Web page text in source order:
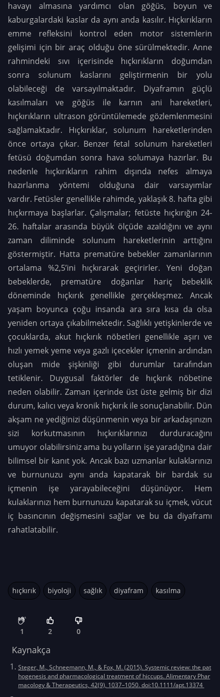
havayı almasına yardımcı olan göğüs, boyun ve
kaburgalardaki kaslar da aynı anda kasılır. Hıçkırıkların
emme refleksini kontrol eden motor sistemlerin
gelişimi için bir araç olduğu öne sürülmektedir. Anne
rahmindeki sıvı içerisinde hıçkırıkların doğumdan
sonra solunum kaslarını geliştirmenin bir yolu
olabileceği de varsayılmaktadır. Diyaframın güçlü
kasılmaları ve göğüs ile karnın ani hareketleri,
hıçkırıkların ultrason görüntülemede gözlemlenmesini
sağlamaktadır. Hıçkırıklar, solunum hareketlerinden
önce ortaya çıkar. Benzer fetal solunum hareketleri
fetüsü doğumdan sonra hava solumaya hazırlar. Bu
nedenle hıçkırıkların rahim dışında nefes almaya
hazırlanma yöntemi olduğuna dair varsayımlar
vardır. Fetüsler genellikle rahimde, yaklaşık 8. hafta gibi
hıçkırmaya başlarlar. Çalışmalar; fetüste hıçkırığın 24-
26. haftalar arasında büyük ölçüde azaldığını ve aynı
zaman diliminde solunum hareketlerinin arttığını
göstermiştir. Hatta prematüre bebekler zamanlarının
ortalama %2,5’ini hıçkırarak geçirirler. Yeni doğan
bebeklerde, prematüre doğanlar hariç bebeklik
döneminde hıçkırık genellikle gerçekleşmez. Ancak
yaşam boyunca çoğu insanda ara sıra kısa da olsa
yeniden ortaya çıkabilmektedir. Sağlıklı yetişkinlerde ve
çocuklarda, akut hıçkırık nöbetleri genellikle aşırı ve
hızlı yemek yeme veya gazlı içecekler içmenin ardından
oluşan mide şişkinliği gibi durumlar tarafından
tetiklenir. Duygusal faktörler de hıçkırık nöbetine
neden olabilir. Zaman içerinde üst üste gelmiş bir dizi
durum, kalıcı veya kronik hıçkırık ile sonuçlanabilir. Dün
akşam ne yediğinizi düşünmenin veya bir arkadaşınızın
sizi korkutmasının hıçkırıklarınızı durduracağını
umuyor olabilirsiniz ama bu yolların işe yaradığına dair
bilimsel bir kanıt yok. Ancak bazı uzmanlar kulaklarınızı
ve burnunuzu aynı anda kapatarak bir bardak su
içmenin işe yarayabileceğini düşünüyor. Hem
kulaklarınızı hem burnunuzu kapatarak su içmek, vücut
iç basıncının değişmesini sağlar ve bu da diyaframı
rahatlatabilir.
hıçkırık biyoloji sağlık diyafram kasılma
1 2 0
Kaynakça
Steger, M., Schneemann, M., & Fox, M. (2015). Systemic review: the pat
hogenesis and pharmacological treatment of hiccups. Alimentary Phar
macology & Therapeutics, 42(9), 1037–1050. doi:10.1111/apt.13374